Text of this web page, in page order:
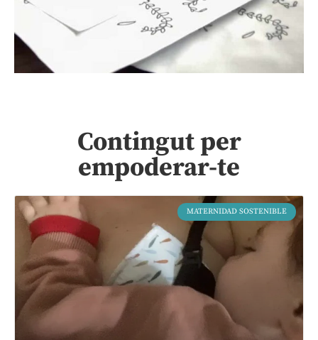
Contingut per
empoderar-te
MATERNIDAD SOSTENIBLE